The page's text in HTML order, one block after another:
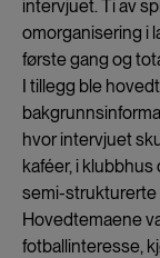
intervjuet. Ti av
omorganisering i
første gang og
I tillegg ble
hvor intervjuet
kaféer, i
semi-strukturerte
Hovedtemaene
fotballinteresse,